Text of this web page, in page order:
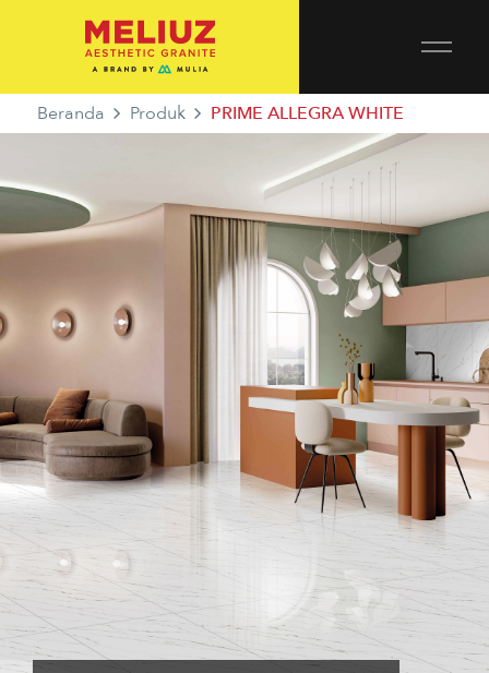
Beranda Produk PRIME ALLEGRA WHITE
PRIME ALLEGRA WHITE
V2
KETAHANAN SLIP
-